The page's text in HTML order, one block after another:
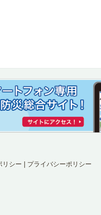
リシー プライバシーポリシー